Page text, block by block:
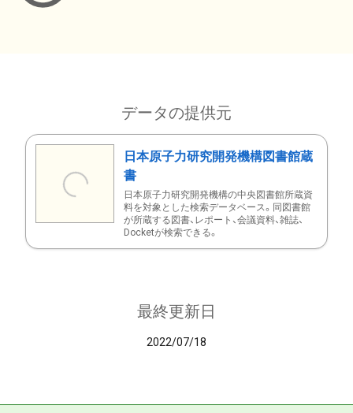
データの提供元
日本原子力研究開発機構図書館蔵
書
日本原子力研究開発機構の中央図書館所蔵資
料を対象とした検索データベース。同図書館
が所蔵する図書、レポート、会議資料、雑誌、
Docketが検索できる。
最終更新日
2022/07/18